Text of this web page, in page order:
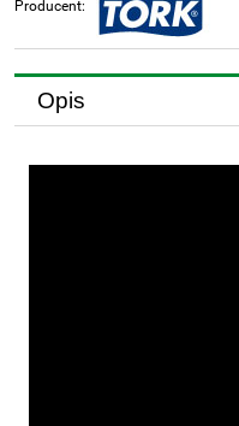
Producent:
Opis